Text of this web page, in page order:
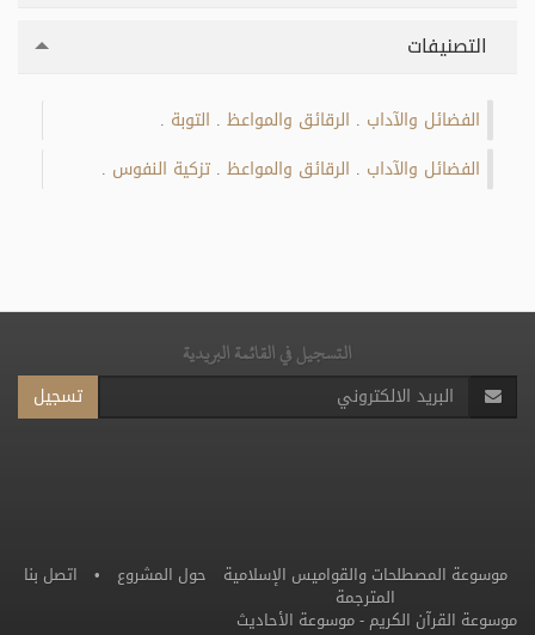
التصنيفات
الفضائل والآداب الرقائق والمواعظ التوبة
الفضائل والآداب الرقائق والمواعظ تزكية النفوس
التسجيل في القائمة البريدية
تسجيل
حول المشروع • اتصل بنا موسوعة المصطلحات والقواميس الإسلامية
المترجمة
موسوعة القرآن الكريم -موسوعة الأحاديث